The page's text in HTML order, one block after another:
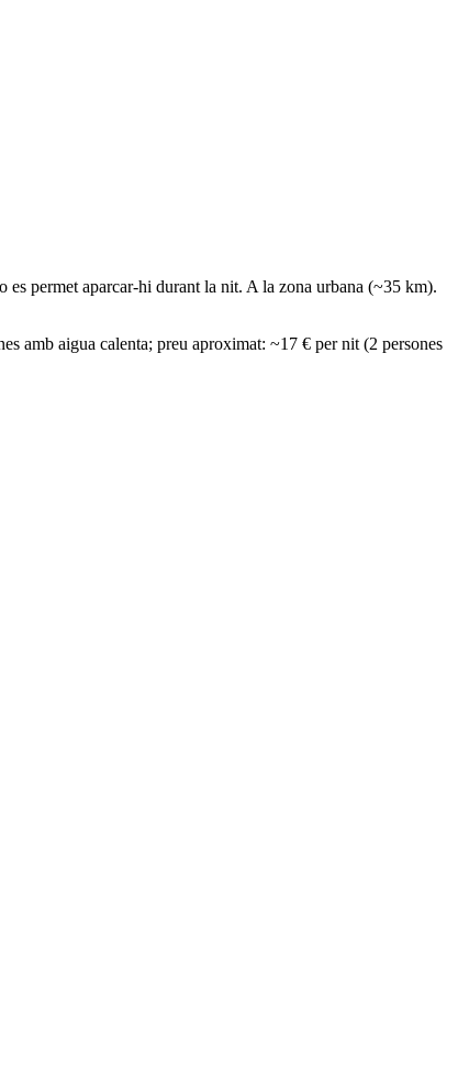
permet aparcar-hi durant la nit. A la zona urbana (~35 km).
amb aigua calenta; preu aproximat: ~17 € per nit (2 persones